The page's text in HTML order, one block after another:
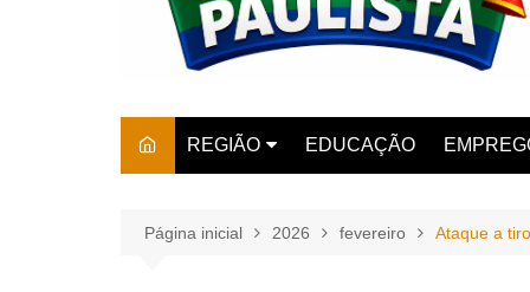
REGIÃO
AMPARO
EDUCAÇÃO
Página inicial 2026 fevereiro Ataque a